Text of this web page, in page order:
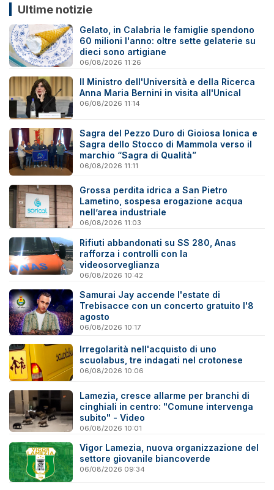
Ultime notizie
Gelato, in Calabria le famiglie spendono
60 milioni l'anno: oltre sette gelaterie su
dieci sono artigiane
06/08/2026 11:26
Il Ministro dell'Università e della Ricerca
Anna Maria Bernini in visita all'Unical
06/08/2026 11:14
Sagra del Pezzo Duro di Gioiosa Ionica e
Sagra dello Stocco di Mammola verso il
marchio “Sagra di Qualità”
06/08/2026 11:11
Grossa perdita idrica a San Pietro
Lametino, sospesa erogazione acqua
nell’area industriale
06/08/2026 11:03
Rifiuti abbandonati su SS 280, Anas
rafforza i controlli con la
videosorveglianza
06/08/2026 10:42
Samurai Jay accende l'estate di
Trebisacce con un concerto gratuito l'8
agosto
06/08/2026 10:17
Irregolarità nell'acquisto di uno
scuolabus, tre indagati nel crotonese
06/08/2026 10:06
Lamezia, cresce allarme per branchi di
cinghiali in centro: "Comune intervenga
subito" - Video
06/08/2026 10:01
Vigor Lamezia, nuova organizzazione del
settore giovanile biancoverde
06/08/2026 09:34